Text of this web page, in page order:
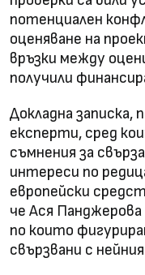
потенциален
оценяване на
връзки между
получили
Докладна
експерти, сред
съмнения за
интереси по
европейски
че Ася
по които
свързвани с